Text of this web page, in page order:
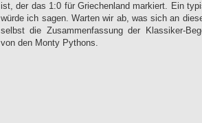
ist, der das 1:0 für Griechenland markiert. Ein
würde ich sagen. Warten wir ab, was sich an
selbst die Zusammenfassung der Klassiker-
von den Monty Pythons.